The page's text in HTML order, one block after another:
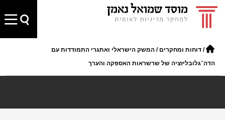
/ דוחות ומחקרים / המשק הישראלי ואתגרי התמודדות עם
הדה־גלובליזציה של שרשראות האספקה והערך